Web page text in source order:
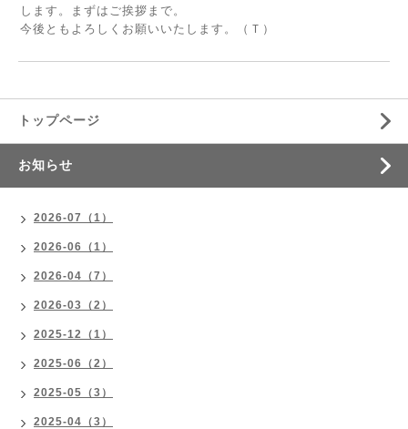
します。まずはご挨拶まで。
今後ともよろしくお願いいたします。（Ｔ）
トップページ
お知らせ
2026-07（1）
2026-06（1）
2026-04（7）
2026-03（2）
2025-12（1）
2025-06（2）
2025-05（3）
2025-04（3）